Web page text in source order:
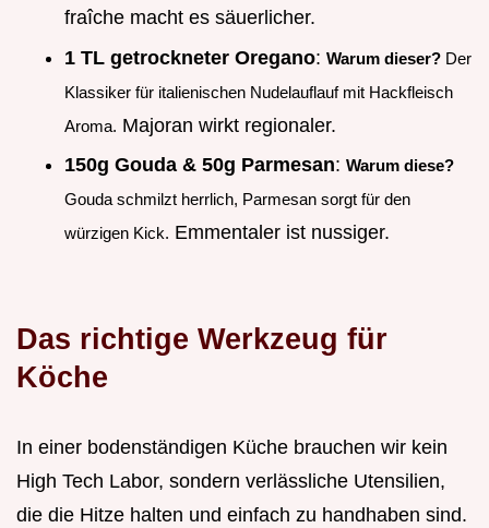
fraîche macht es säuerlicher.
1 TL getrockneter Oregano: Warum dieser? Der
Klassiker für italienischen Nudelauflauf mit Hackfleisch
Aroma. Majoran wirkt regionaler.
150g Gouda & 50g Parmesan: Warum diese?
Gouda schmilzt herrlich, Parmesan sorgt für den
würzigen Kick. Emmentaler ist nussiger.
Das richtige Werkzeug für
Köche
In einer bodenständigen Küche brauchen wir kein
High Tech Labor, sondern verlässliche Utensilien,
die die Hitze halten und einfach zu handhaben sind.